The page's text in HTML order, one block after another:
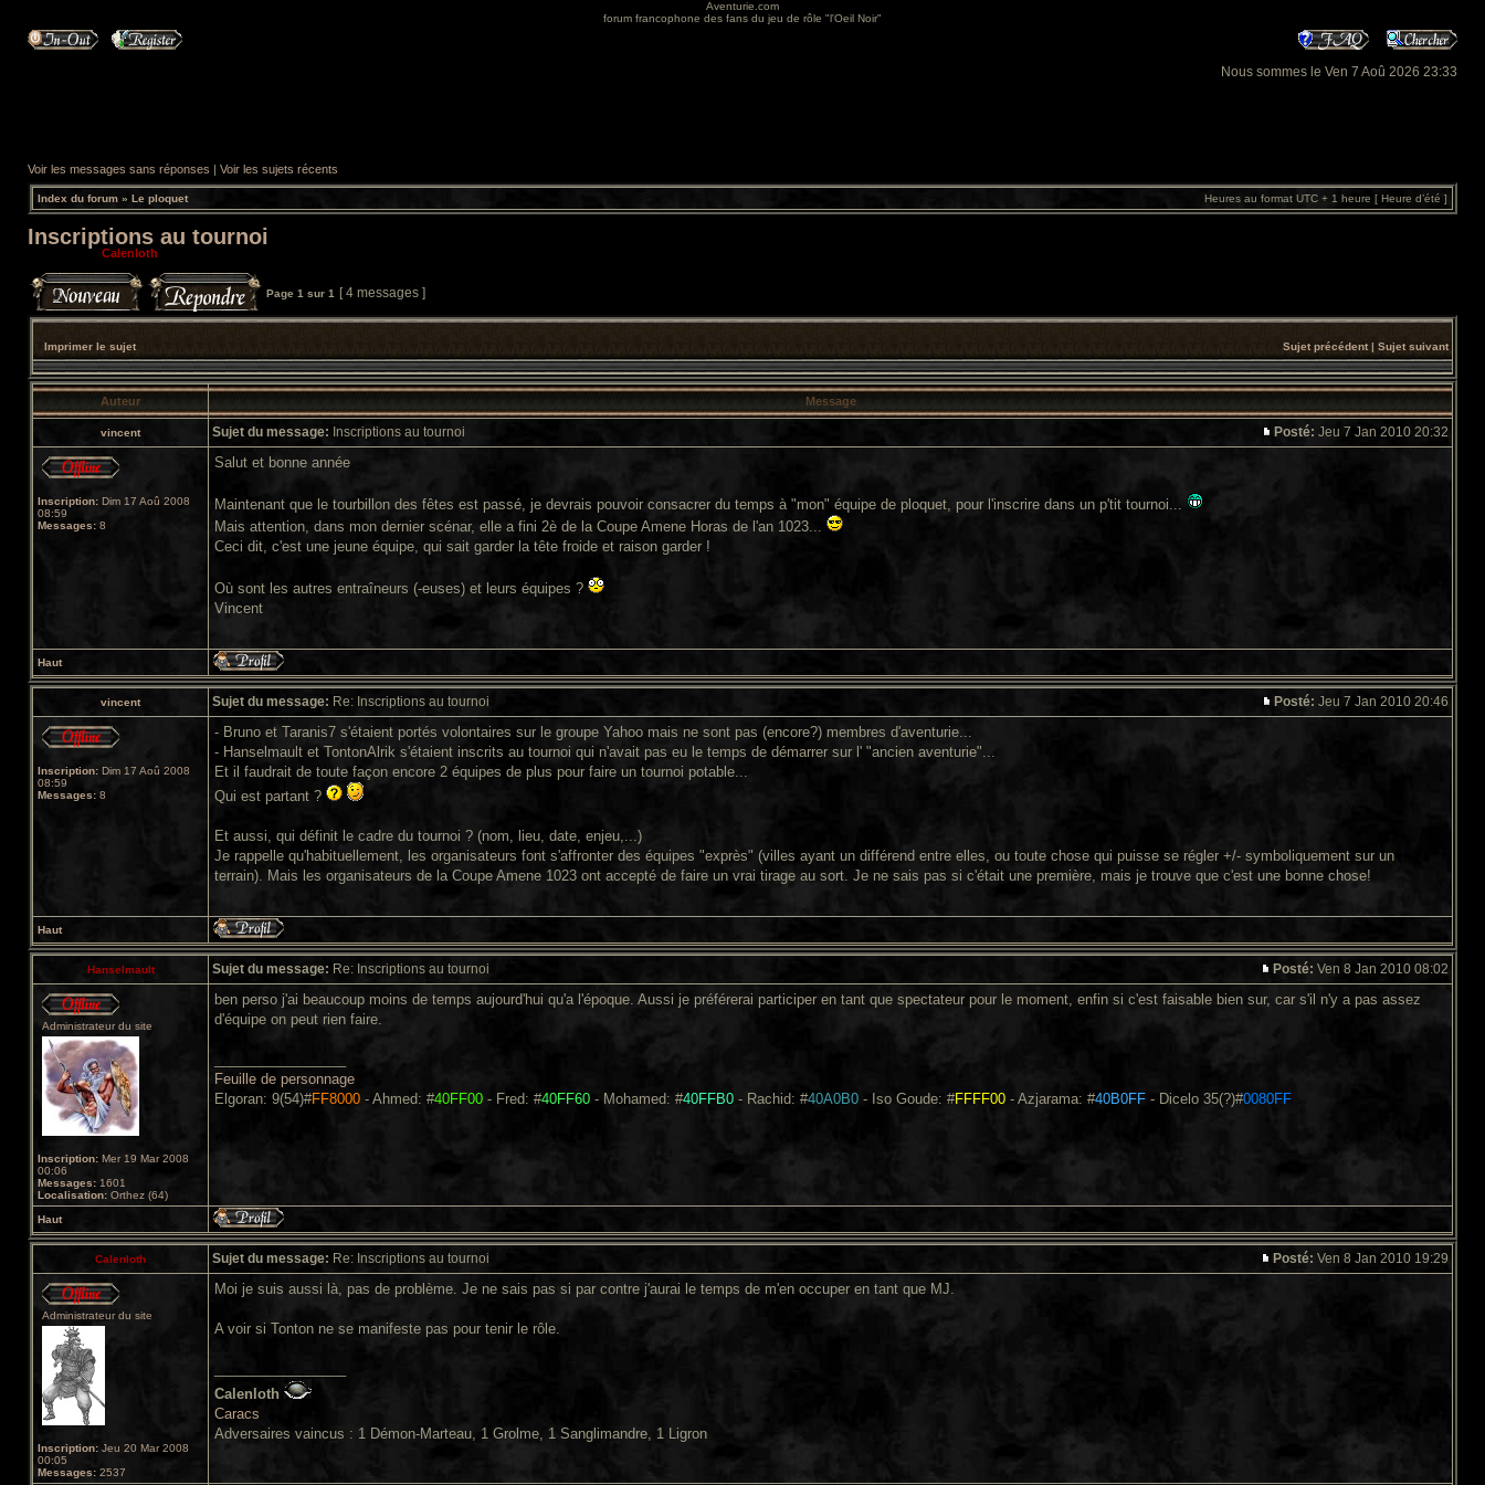
Aventurie.com
forum francophone des fans du jeu de rôle "l'Oeil Noir"
Nous sommes le Ven 7 Aoû 2026 23:33
Voir les messages sans réponses | Voir les sujets récents
Index du forum » Le ploquet Heures au format UTC + 1 heure [ Heure d’été ]
Inscriptions au tournoi
Modérateur: Calenloth
Page 1 sur 1 [ 4 messages ]
Imprimer le sujet Sujet précédent | Sujet suivant
Auteur Message
vincent Sujet du message: Inscriptions au tournoi Posté: Jeu 7 Jan 2010 20:32
Inscription: Dim 17 Aoû 2008
08:59
Messages: 8
Salut et bonne année
Maintenant que le tourbillon des fêtes est passé, je devrais pouvoir consacrer du temps à "mon" équipe de ploquet, pour l'inscrire dans un p'tit tournoi...
Mais attention, dans mon dernier scénar, elle a fini 2è de la Coupe Amene Horas de l'an 1023...
Ceci dit, c'est une jeune équipe, qui sait garder la tête froide et raison garder !
Où sont les autres entraîneurs (-euses) et leurs équipes ?
Vincent
Haut
vincent Sujet du message: Re: Inscriptions au tournoi Posté: Jeu 7 Jan 2010 20:46
Inscription: Dim 17 Aoû 2008
08:59
Messages: 8
- Bruno et Taranis7 s'étaient portés volontaires sur le groupe Yahoo mais ne sont pas (encore?) membres d'aventurie...
- Hanselmault et TontonAlrik s'étaient inscrits au tournoi qui n'avait pas eu le temps de démarrer sur l' "ancien aventurie"...
Et il faudrait de toute façon encore 2 équipes de plus pour faire un tournoi potable...
Qui est partant ?
Et aussi, qui définit le cadre du tournoi ? (nom, lieu, date, enjeu,...)
Je rappelle qu'habituellement, les organisateurs font s'affronter des équipes "exprès" (villes ayant un différend entre elles, ou toute chose qui puisse se régler +/- symboliquement sur un
terrain). Mais les organisateurs de la Coupe Amene 1023 ont accepté de faire un vrai tirage au sort. Je ne sais pas si c'était une première, mais je trouve que c'est une bonne chose!
Haut
Hanselmault Sujet du message: Re: Inscriptions au tournoi Posté: Ven 8 Jan 2010 08:02
Administrateur du site
Inscription: Mer 19 Mar 2008
00:06
Messages: 1601
Localisation: Orthez (64)
ben perso j'ai beaucoup moins de temps aujourd'hui qu'a l'époque. Aussi je préférerai participer en tant que spectateur pour le moment, enfin si c'est faisable bien sur, car s'il n'y a pas assez
d'équipe on peut rien faire.
Feuille de personnage
Elgoran: 9(54)#FF8000 - Ahmed: #40FF00 - Fred: #40FF60 - Mohamed: #40FFB0 - Rachid: #40A0B0 - Iso Goude: #FFFF00 - Azjarama: #40B0FF - Dicelo 35(?)#0080FF
Haut
Calenloth Sujet du message: Re: Inscriptions au tournoi Posté: Ven 8 Jan 2010 19:29
Administrateur du site
Inscription: Jeu 20 Mar 2008
00:05
Messages: 2537
Moi je suis aussi là, pas de problème. Je ne sais pas si par contre j'aurai le temps de m'en occuper en tant que MJ.
A voir si Tonton ne se manifeste pas pour tenir le rôle.
Calenloth
Caracs
Adversaires vaincus : 1 Démon-Marteau, 1 Grolme, 1 Sanglimandre, 1 Ligron